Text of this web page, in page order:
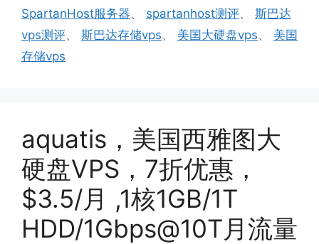
SpartanHost服务器、 spartanhost测评、 斯巴达
vps测评、 斯巴达存储vps、 美国大硬盘vps、 美国
存储vps
aquatis，美国西雅图大
硬盘VPS，7折优惠，
$3.5/月 ,1核1GB/1T
HDD/1Gbps@10T月流量